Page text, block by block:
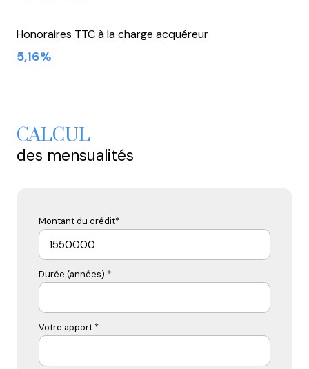
Honoraires TTC à la charge acquéreur
5,16%
CALCUL
des mensualités
Montant du crédit*
Durée (années) *
Votre apport *